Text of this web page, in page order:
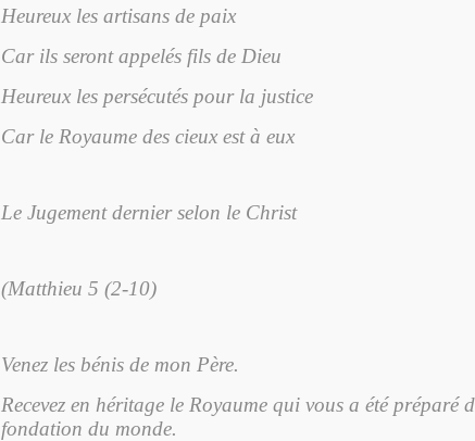
Heureux les artisans de paix
Car ils seront appelés fils de Dieu
Heureux les persécutés pour la justice
Car le Royaume des cieux est à eux
Le Jugement dernier selon le Christ
(Matthieu 5 (2-10)
Venez les bénis de mon Père.
Recevez en héritage le Royaume qui vous a été préparé
fondation du monde.